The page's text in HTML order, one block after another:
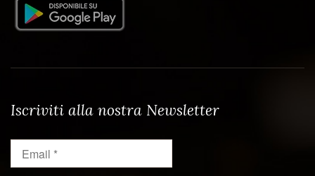
Iscriviti alla nostra Newsletter